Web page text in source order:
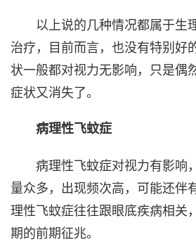
以上说的几种情况都属于生
治疗，目前而言，也没有特别好
状一般都对视力无影响，只是偶
症状又消失了。
病理性飞蚊症
病理性飞蚊症对视力有影响，
量众多，出现频次高，可能还伴
理性飞蚊症往往跟眼底疾病相关
期的前期征兆。